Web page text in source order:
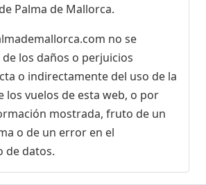
Palma de Mallorca.
no se
los daños o perjuicios
o indirectamente del uso de la
los vuelos de esta web, o por
mostrada, fruto de un
o de un error en el
de datos.